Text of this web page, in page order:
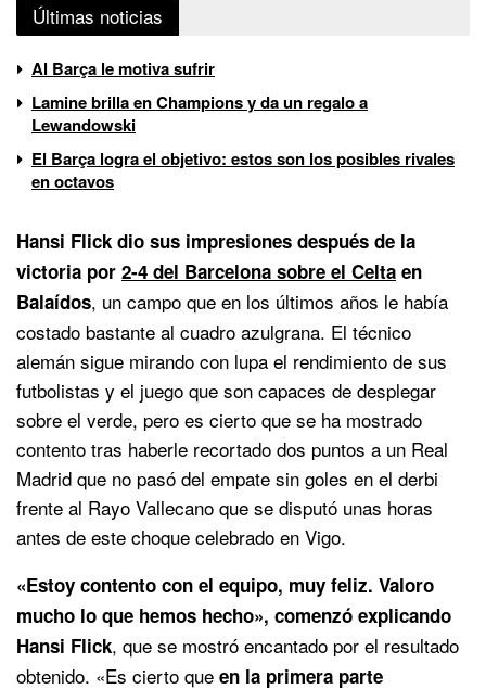
Últimas noticias
Al Barça le motiva sufrir
Lamine brilla en Champions y da un regalo a
Lewandowski
El Barça logra el objetivo: estos son los posibles rivales
en octavos
Hansi Flick dio sus impresiones después de la
victoria por 2-4 del Barcelona sobre el Celta en
Balaídos, un campo que en los últimos años le había
costado bastante al cuadro azulgrana. El técnico
alemán sigue mirando con lupa el rendimiento de sus
futbolistas y el juego que son capaces de desplegar
sobre el verde, pero es cierto que se ha mostrado
contento tras haberle recortado dos puntos a un Real
Madrid que no pasó del empate sin goles en el derbi
frente al Rayo Vallecano que se disputó unas horas
antes de este choque celebrado en Vigo.
«Estoy contento con el equipo, muy feliz. Valoro
mucho lo que hemos hecho», comenzó explicando
Hansi Flick, que se mostró encantado por el resultado
obtenido. «Es cierto que en la primera parte